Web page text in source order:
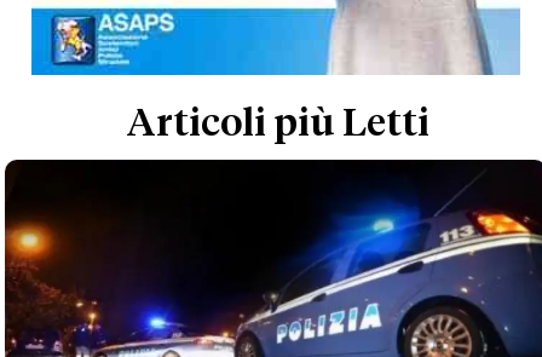
Articoli più Letti